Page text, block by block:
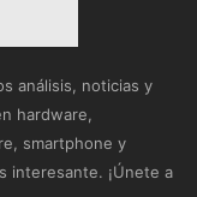
análisis, noticias y
hardware,
smartphone y
interesante. ¡Únete a